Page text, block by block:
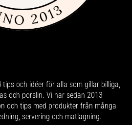
och idéer för alla som gillar billiga,
och porslin. Vi har sedan 2013
och tips med produkter från många
servering och matlagning.